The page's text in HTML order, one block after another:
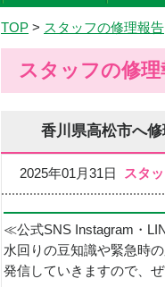
TOP > スタッフの修理報告
スタッフの修理
香川県高松市へ修
2025年01月31日 スタ
≪公式SNS Instagram・
水回りの豆知識や緊急時
発信していきますので、